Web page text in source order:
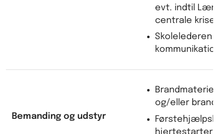
evt. indtil
centrale
Skolelederen
Bemanding og udstyr
og/eller
hjertestarter